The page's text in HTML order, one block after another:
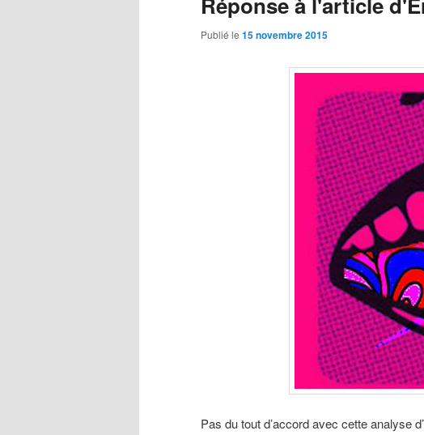
Publié le 15 novembre 2015
Pas du tout d’accord avec cette analyse